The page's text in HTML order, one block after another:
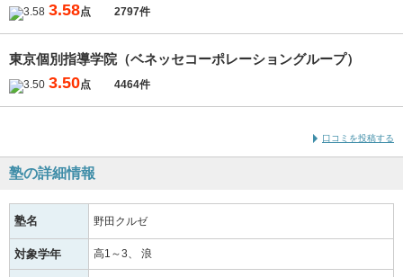
3.58点 2797件
東京個別指導学院（ベネッセコーポレーショングループ）
3.50点 4464件
口コミを投稿する
塾の詳細情報
塾名 野田クルゼ
対象学年 高1～3 浪